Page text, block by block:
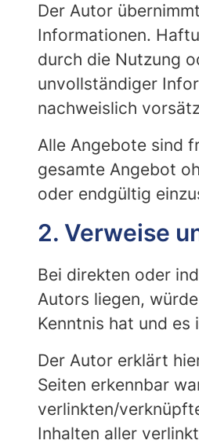
Der Autor
Informationen.
durch die Nutzung
unvollständiger
nachweislich
Alle Angebote sind
gesamte Angebot
oder endgültig
2. Verweise
Bei direkten oder
Autors liegen,
Kenntnis hat und
Der Autor erklärt
Seiten erkennbar
verlinkten/
Inhalten aller